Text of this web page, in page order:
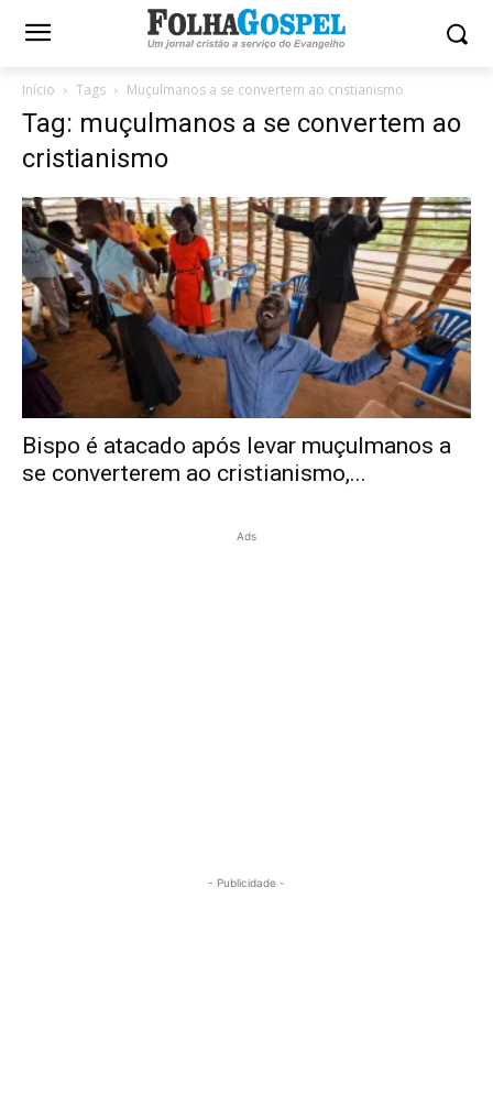
Início Tags Muçulmanos a se convertem ao cristianismo
Tag: muçulmanos a se convertem ao
cristianismo
Bispo é atacado após levar muçulmanos a
se converterem ao cristianismo,...
Ads
- Publicidade -